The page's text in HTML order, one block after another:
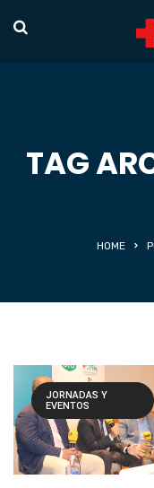
TAG
HOME
JORNADAS Y
EVENTOS